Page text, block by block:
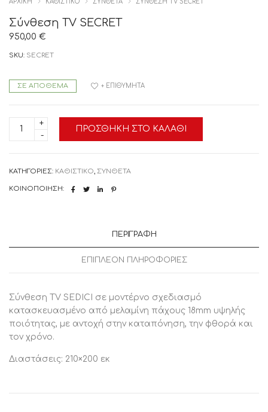
Σύνθεση TV SECRET
950,00 €
SKU: SECRET
ΣΕ ΑΠΌΘΕΜΑ
Σύνθεση
ΠΡΟΣΘΉΚΗ ΣΤΟ ΚΑΛΆΘΙ
+ ΕΠΙΘΥΜΗΤΆ
ΚΑΤΗΓΟΡΊΕΣ: ΚΑΘΙΣΤΙΚΟ, ΣΥΝΘΕΤΑ
ΚΟΙΝΟΠΟΊΗΣΗ:
ΠΕΡΙΓΡΑΦΉ
ΕΠΙΠΛΈΟΝ ΠΛΗΡΟΦΟΡΊΕΣ
Σύνθεση TV SEDICI σε μοντέρνο σχεδιασμό
κατασκευασμένο από μελαμίνη πάχους 18mm υψηλής
ποιότητας, με αντοχή στην καταπόνηση, την φθορά και
τον χρόνο.
Διαστάσεις: 210×200 εκ